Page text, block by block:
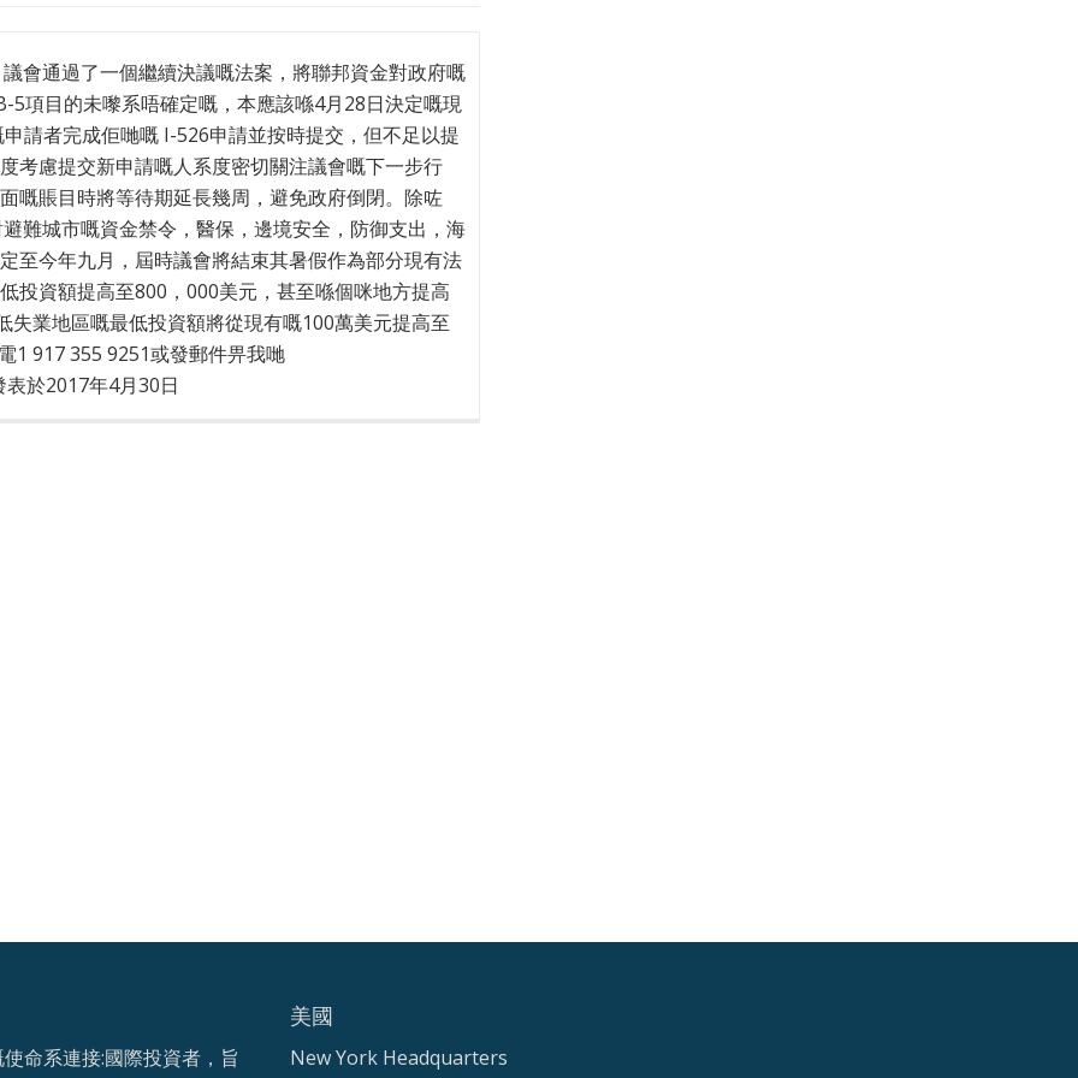
會通過了一個繼續決議嘅法案，將聯邦資金對政府嘅
5項目的未嚟系唔確定嘅，本應該喺4月28日決定嘅現
請者完成佢哋嘅 I-526申請並按時提交，但不足以提
考慮提交新申請嘅人系度密切關注議會嘅下一步行
嘅賬目時將等待期延長幾周，避免政府倒閉。除咗
難城市嘅資金禁令，醫保，邊境安全，防御支出，海
至今年九月，屆時議會將結束其暑假作為部分現有法
投資額提高至800，000美元，甚至喺個咪地方提高
業地區嘅最低投資額將從現有嘅100萬美元提高至
1 917 355 9251或發郵件畀我哋
於2017年4月30日
命系連接:國際投資者，旨
美國
New York Headquarters